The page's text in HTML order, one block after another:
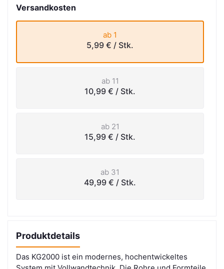
Versandkosten
ab 1
5,99 € / Stk.
ab 11
10,99 € / Stk.
ab 21
15,99 € / Stk.
ab 31
49,99 € / Stk.
Produktdetails
Das KG2000 ist ein modernes, hochentwickeltes